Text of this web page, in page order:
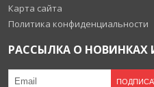
Карта сайта
Политика конфиденциальности
РАССЫЛКА О НОВИНКАХ